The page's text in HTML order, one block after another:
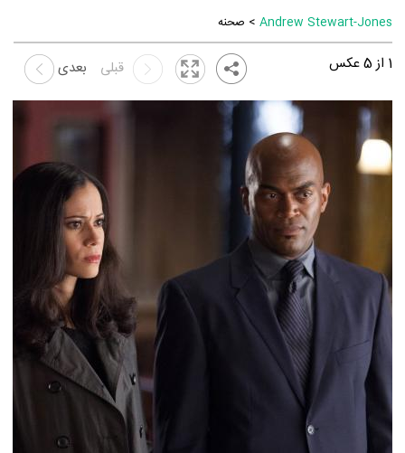
Andrew Stewart-Jones > صحنه
1 از5عکس بعدی قبلی